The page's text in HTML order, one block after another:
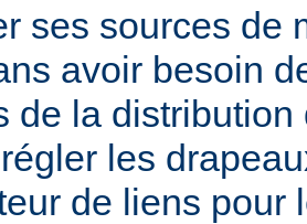
ses sources de
avoir besoin
de la
les
de liens pour